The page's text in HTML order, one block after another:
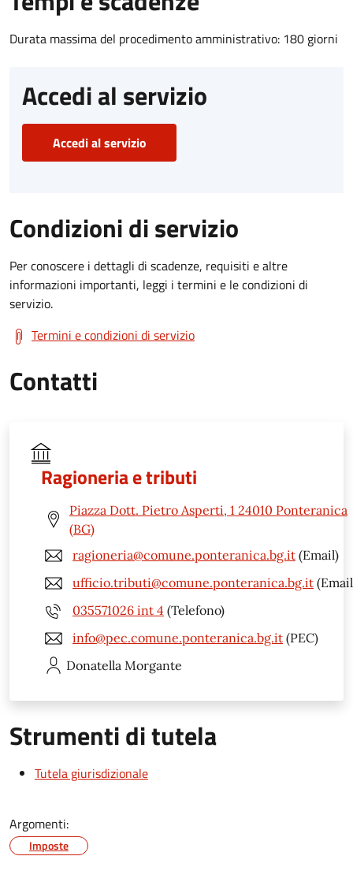
Durata massima del procedimento amministrativo: 180 giorni
Accedi al servizio
Accedi al servizio
Condizioni di servizio
Per conoscere i dettagli di scadenze, requisiti e altre
informazioni importanti, leggi i termini e le condizioni di
servizio.
Termini e condizioni di servizio
Contatti
Ragioneria e tributi
Piazza Dott. Pietro Asperti, 1 24010 Ponteranica
(BG)
ragioneria@comune.ponteranica.bg.it (Email)
ufficio.tributi@comune.ponteranica.bg.it
035571026 int 4 (Telefono)
info@pec.comune.ponteranica.bg.it (PEC)
Donatella Morgante
Strumenti di tutela
Tutela giurisdizionale
Argomenti:
Imposte